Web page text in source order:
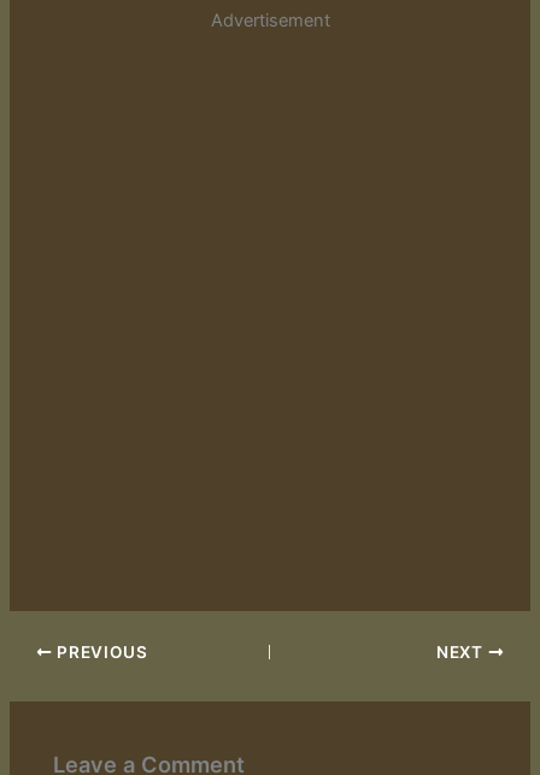
Advertisement
PREVIOUS NEXT
Leave a Comment